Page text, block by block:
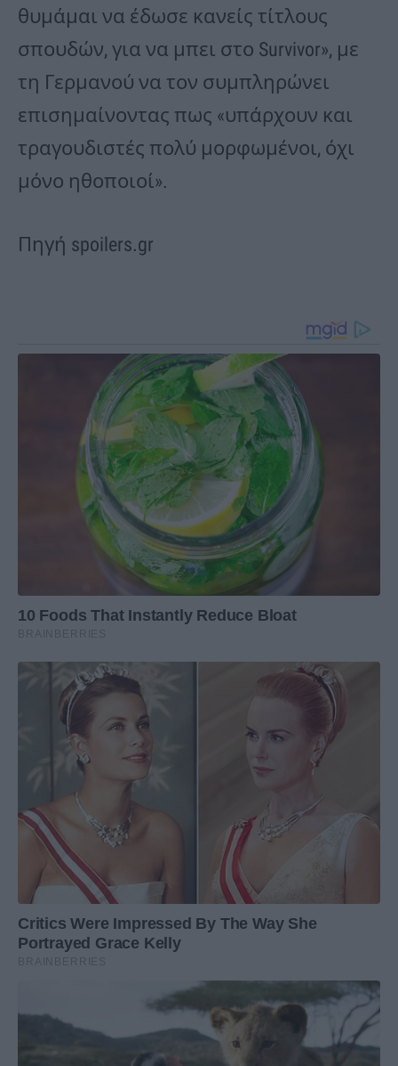
θυμάμαι να έδωσε κανείς τίτλους
σπουδών, για να μπει στο Survivor», με
τη Γερμανού να τον συμπληρώνει
επισημαίνοντας πως «υπάρχουν και
τραγουδιστές πολύ μορφωμένοι, όχι
μόνο ηθοποιοί».
Πηγή spoilers.gr